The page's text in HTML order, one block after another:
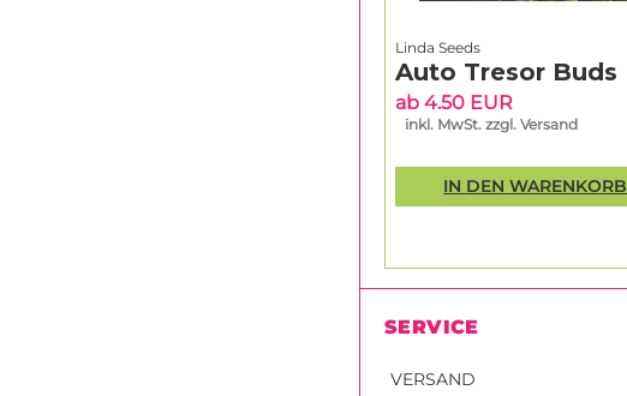
Linda Seeds
Auto Tresor Buds
ab 4.50 EUR
inkl. MwSt. zzgl. Versand
IN DEN WARENKORB
SERVICE
VERSAND